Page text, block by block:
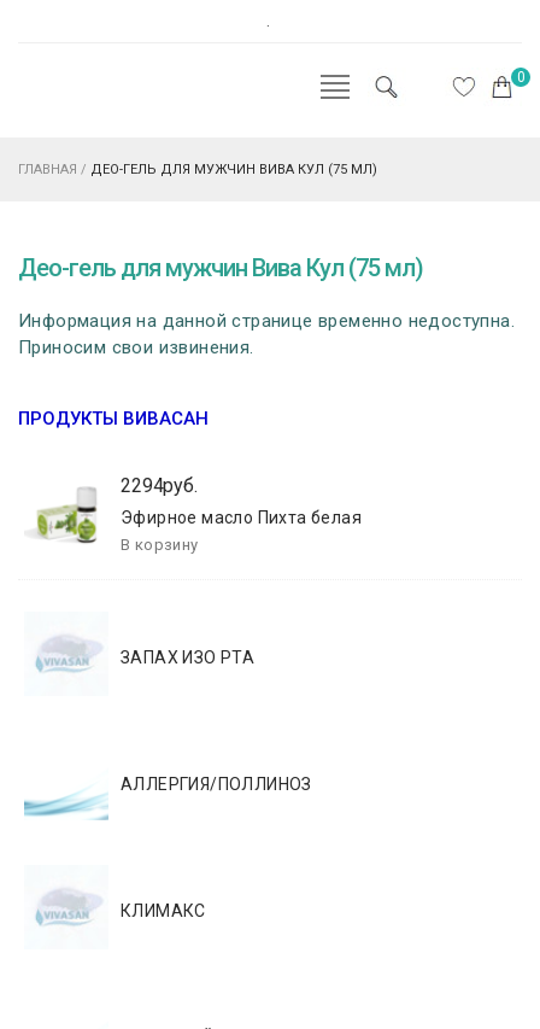
.
0
ГЛАВНАЯ / ДЕО-ГЕЛЬ ДЛЯ МУЖЧИН ВИВА КУЛ (75 МЛ)
Део-гель для мужчин Вива Кул (75 мл)
Информация на данной странице временно недоступна.
Приносим свои извинения.
ПРОДУКТЫ ВИВАСАН
2294руб.
Эфирное масло Пихта белая
ЗАПАХ ИЗО РТА
АЛЛЕРГИЯ/ПОЛЛИНОЗ
КЛИМАКС